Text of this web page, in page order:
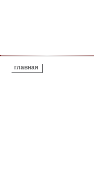
ВЫ ЗДЕСЬ
главная